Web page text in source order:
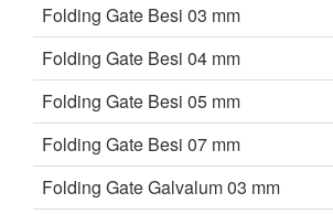
Folding Gate Besi 03 mm
Folding Gate Besi 04 mm
Folding Gate Besi 05 mm
Folding Gate Besi 07 mm
Folding Gate Galvalum 03 mm